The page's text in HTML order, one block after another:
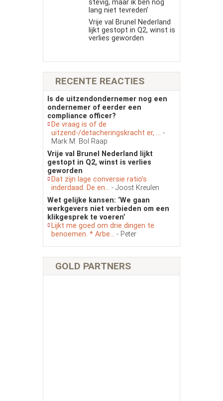
stevig, maar ik ben nog
lang niet tevreden’
Vrije val Brunel Nederland
lijkt gestopt in Q2, winst is
verlies geworden
RECENTE REACTIES
Is de uitzendondernemer nog een
ondernemer of eerder een
compliance officer?
De vraag is of de
uitzend-/detacheringskracht er, ... -
Mark M. Bol Raap
Vrije val Brunel Nederland lijkt
gestopt in Q2, winst is verlies
geworden
Dat zijn lage conversie ratio’s
inderdaad. De en... - Joost Kreulen
Wet gelijke kansen: ‘We gaan
werkgevers niet verbieden om een
klikgesprek te voeren’
Lijkt me goed om drie dingen te
benoemen. * Arbe... - Peter
GOLD PARTNERS